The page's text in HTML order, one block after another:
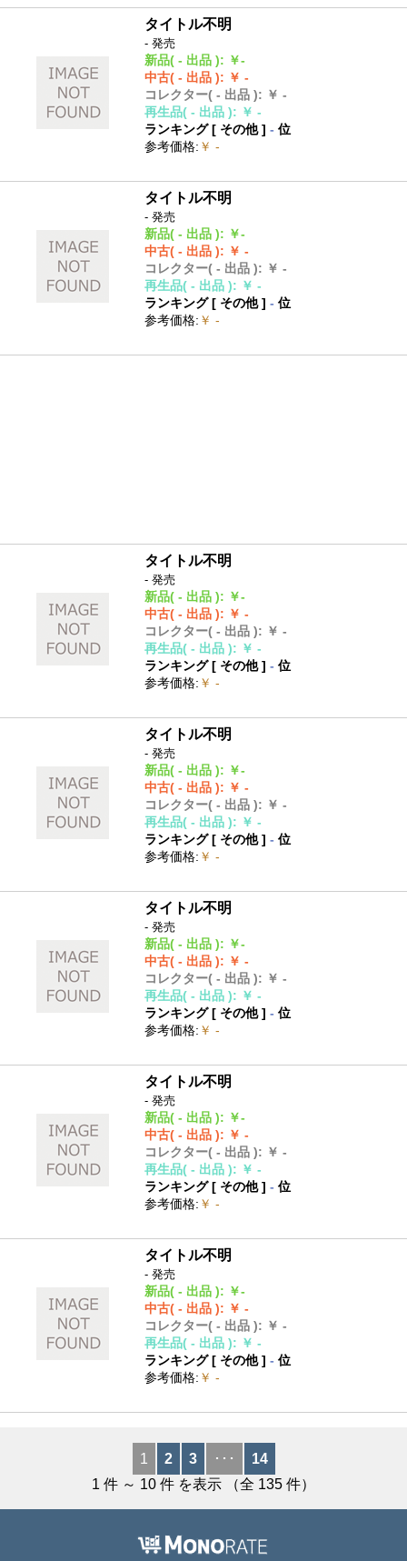
タイトル不明
- 発売
新品( - 出品 ): ￥-
中古( - 出品 ): ￥ -
コレクター( - 出品 ): ￥ -
再生品( - 出品 ): ￥ -
ランキング [ その他]- 位
参考価格: ￥ -
タイトル不明
- 発売
新品( - 出品 ): ￥-
中古( - 出品 ): ￥ -
コレクター( - 出品 ): ￥ -
再生品( - 出品 ): ￥ -
ランキング [ その他]- 位
参考価格: ￥ -
タイトル不明
- 発売
新品( - 出品 ): ￥-
中古( - 出品 ): ￥ -
コレクター( - 出品 ): ￥ -
再生品( - 出品 ): ￥ -
ランキング [ その他]- 位
参考価格: ￥ -
タイトル不明
- 発売
新品( - 出品 ): ￥-
中古( - 出品 ): ￥ -
コレクター( - 出品 ): ￥ -
再生品( - 出品 ): ￥ -
ランキング [ その他]- 位
参考価格: ￥ -
タイトル不明
- 発売
新品( - 出品 ): ￥-
中古( - 出品 ): ￥ -
コレクター( - 出品 ): ￥ -
再生品( - 出品 ): ￥ -
ランキング [ その他]- 位
参考価格: ￥ -
タイトル不明
- 発売
新品( - 出品 ): ￥-
中古( - 出品 ): ￥ -
コレクター( - 出品 ): ￥ -
再生品( - 出品 ): ￥ -
ランキング [ その他]- 位
参考価格: ￥ -
タイトル不明
- 発売
新品( - 出品 ): ￥-
中古( - 出品 ): ￥ -
コレクター( - 出品 ): ￥ -
再生品( - 出品 ): ￥ -
ランキング [ その他]- 位
参考価格: ￥ -
1 2 3 ･･･
14
1 件 ～ 10 件 を表示 （全 135 件）